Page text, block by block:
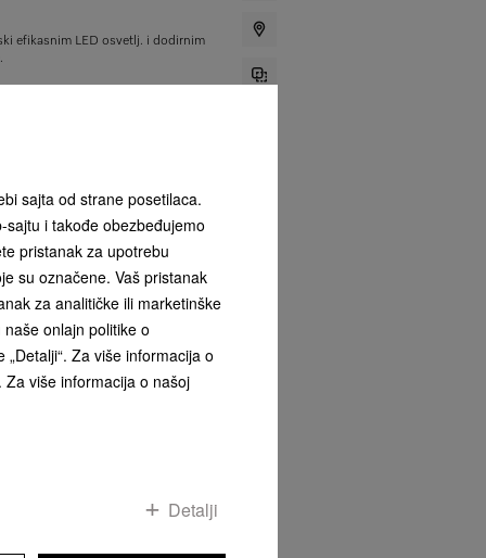
efikasnim LED osvetlj. i dodirnim
**
sajta od strane posetilaca.
i takođe obezbeđujemo
pristanak za upotrebu
su označene. Vaš pristanak
za analitičke ili marketinške
onlajn politike o
Za više informacija o
više informacija o našoj
Detalji